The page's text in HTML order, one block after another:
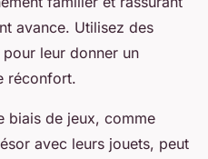
avance. Utilisez des
leur donner un
réconfort.
biais de jeux, comme
avec leurs jouets, peut